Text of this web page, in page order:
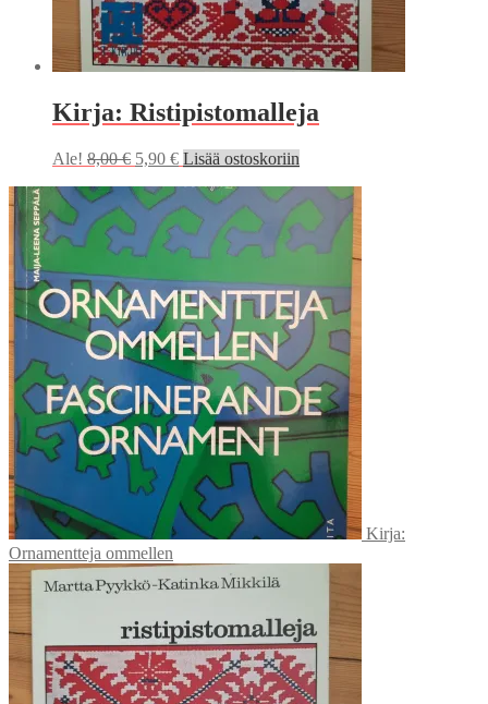
Kirja: Ristipistomalleja
Ale! 8,00€ Alkuperäinen
oli:
8,00 €.
5,90 €Nykyinen
on:
5,90 €.
Lisää ostoskoriin
Kirja:
Ornamentteja ommellen